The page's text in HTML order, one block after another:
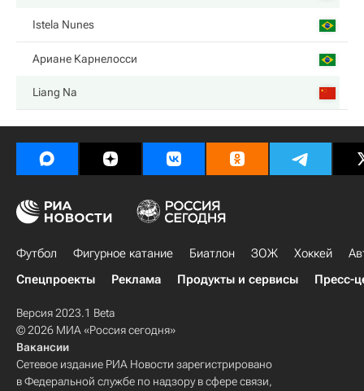
Istela Nunes
Ариане Карнелосси
Liang Na
Футбол Фигурное катание Биатлон ЗОЖ Хоккей
Спецпроекты
Реклама Продукты и сервисы Пресс-
Версия 2023.1 Beta
© 2026 МИА «Россия сегодня»
Вакансии
Сетевое издание РИА Новости зарегистрировано
в Федеральной службе по надзору в сфере связи,